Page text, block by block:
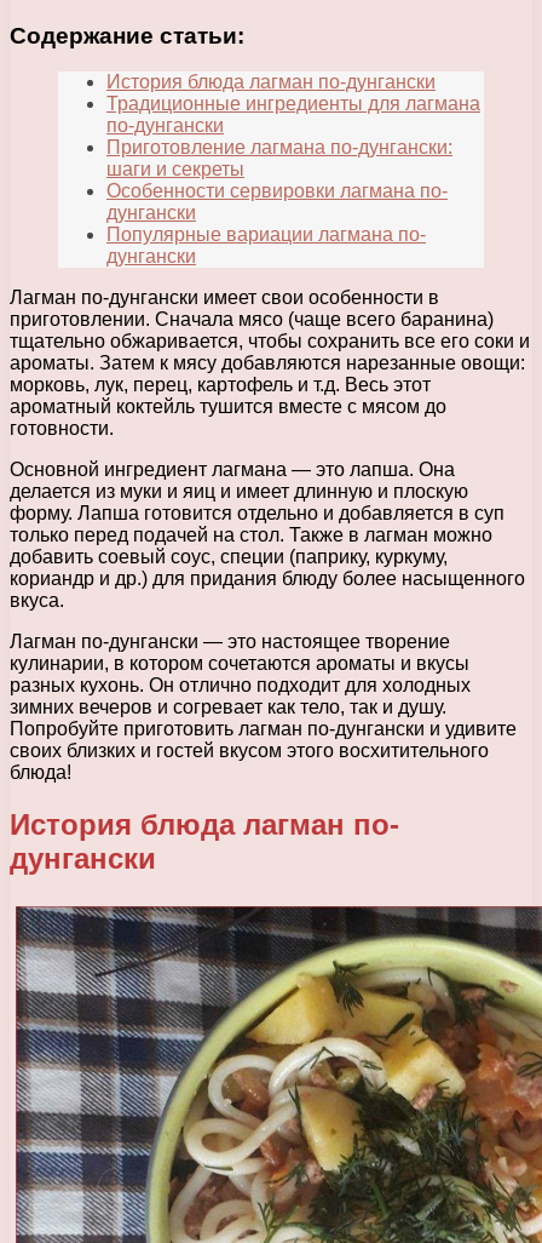
Содержание статьи:
История блюда лагман по-дунгански
Традиционные ингредиенты для лагмана
по-дунгански
Приготовление лагмана по-дунгански:
шаги и секреты
Особенности сервировки лагмана по-
дунгански
Популярные вариации лагмана по-
дунгански
Лагман по-дунгански имеет свои особенности в
приготовлении. Сначала мясо (чаще всего баранина)
тщательно обжаривается, чтобы сохранить все его соки и
ароматы. Затем к мясу добавляются нарезанные овощи:
морковь, лук, перец, картофель и т.д. Весь этот
ароматный коктейль тушится вместе с мясом до
готовности.
Основной ингредиент лагмана — это лапша. Она
делается из муки и яиц и имеет длинную и плоскую
форму. Лапша готовится отдельно и добавляется в суп
только перед подачей на стол. Также в лагман можно
добавить соевый соус, специи (паприку, куркуму,
кориандр и др.) для придания блюду более насыщенного
вкуса.
Лагман по-дунгански — это настоящее творение
кулинарии, в котором сочетаются ароматы и вкусы
разных кухонь. Он отлично подходит для холодных
зимних вечеров и согревает как тело, так и душу.
Попробуйте приготовить лагман по-дунгански и удивите
своих близких и гостей вкусом этого восхитительного
блюда!
История блюда лагман по-
дунгански